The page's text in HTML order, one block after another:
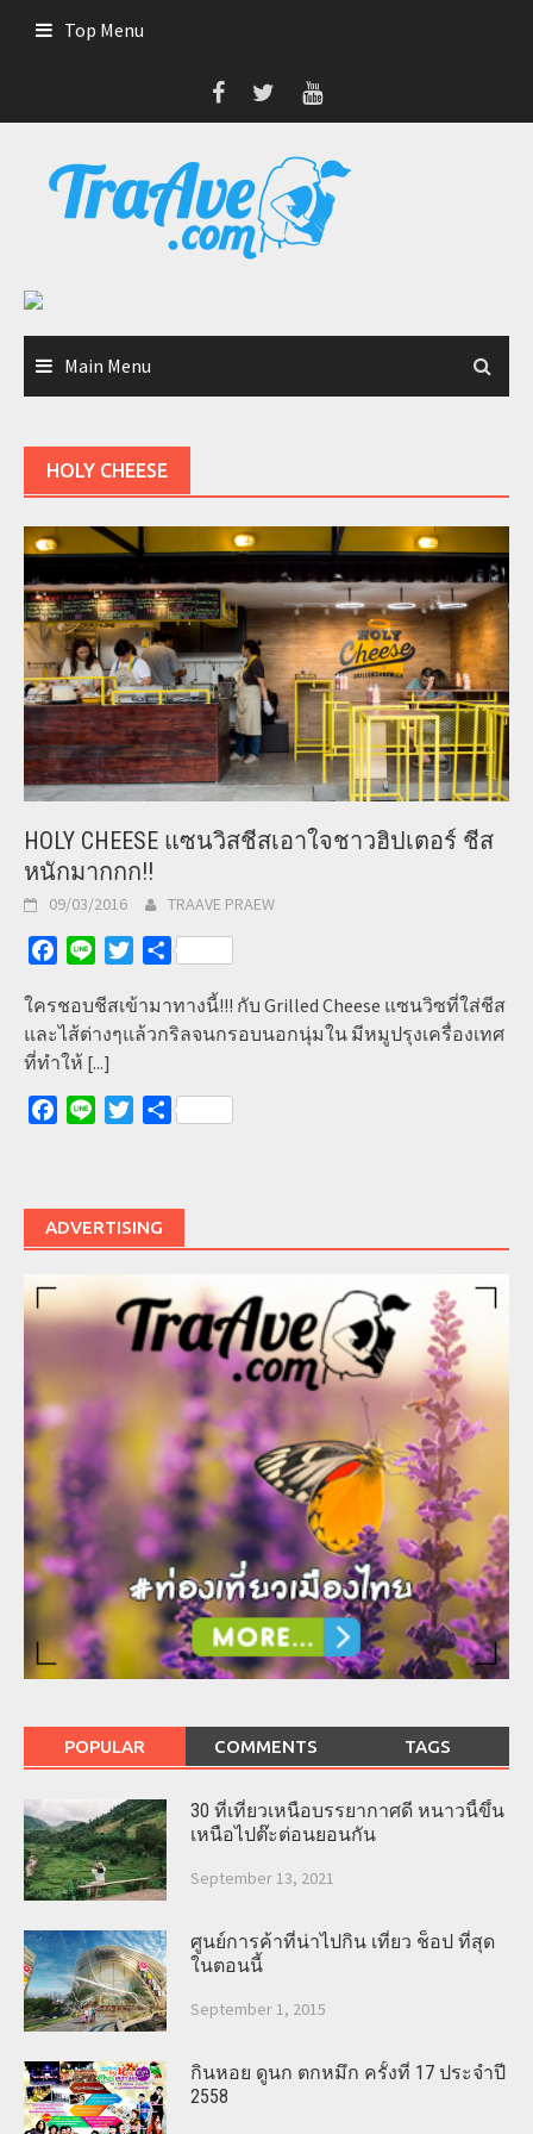
Top Menu
Main Menu
HOLY CHEESE
HOLY CHEESE แซนวิสชีสเอาใจชาวฮิปเตอร์ ชีส
หนักมากกก!!
09/03/2016 TRAAVE PRAEW
Facebook
Line TwitterShare
ใครชอบชีสเข้ามาทางนี้!!! กับ Grilled Cheese แซนวิซที่ใส่ชีส
และไส้ต่างๆแล้วกริลจนกรอบนอกนุ่มใน มีหมูปรุงเครื่องเทศ
ที่ทำให้ [...]
Facebook
Line TwitterShare
ADVERTISING
POPULAR COMMENTS TAGS
30 ที่เที่ยวเหนือบรรยากาศดี หนาวนี้ขึ้น
เหนือไปต๊ะต่อนยอนกัน
September 13, 2021
ศูนย์การค้าที่น่าไปกิน เที่ยว ช็อป ที่สุด
ในตอนนี้
September 1, 2015
กินหอย ดูนก ตกหมึก ครั้งที่ 17 ประจำปี
2558